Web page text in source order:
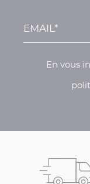
En vous